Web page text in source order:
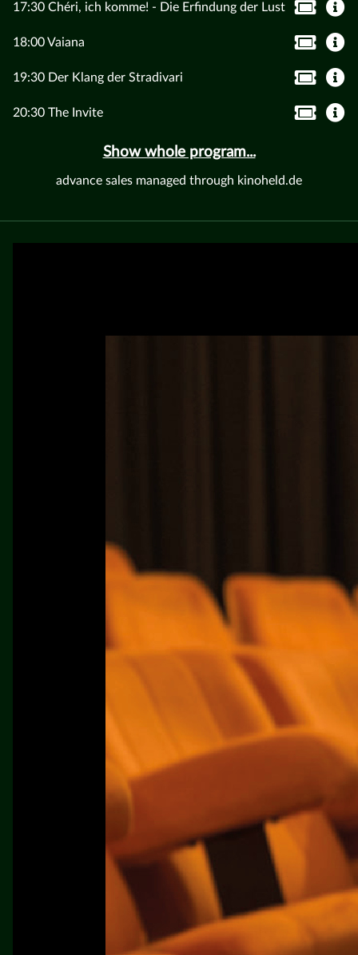
17:30 Chéri, ich komme! - Die Erfindung der Lust
18:00 Vaiana
19:30 Der Klang der Stradivari
20:30 The Invite
Show whole program...
advance sales managed through kinoheld.de